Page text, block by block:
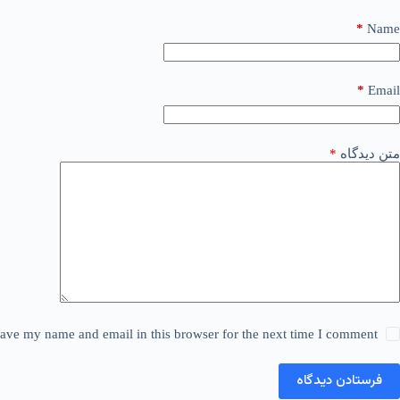
Name
*
Email
*
متن دیدگاه *
my name and email in this browser for the next time I comment.
فرستادن دیدگاه